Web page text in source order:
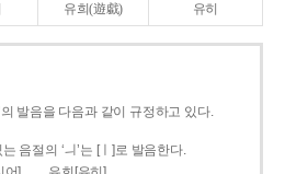
유희(遊戱) 유히
발음을 다음과 같이 규정하고 있다.
음절의 ‘ㅢ’는 [ㅣ]로 발음한다.